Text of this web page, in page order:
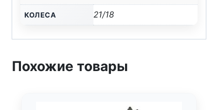
КОЛЕСА 21/18
Похожие товары